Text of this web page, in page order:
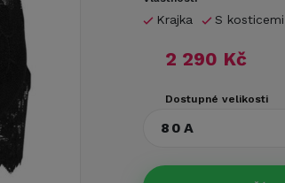
Krajka S kosticemi
2 290 Kč
Dostupné velikosti
80A